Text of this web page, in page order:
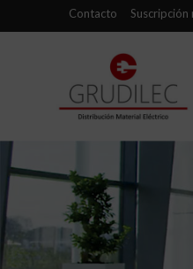
Contacto